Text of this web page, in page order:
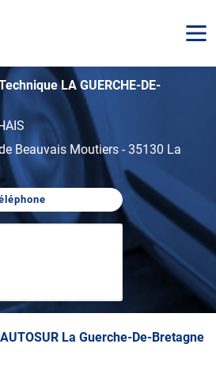
LA GUERCHE-DE-
Beauvais Moutiers - 35130 La
AFFICHER
LA
GUERCHE-
BRETAGNE
AUTOSUR La Guerche-De-Bretagne